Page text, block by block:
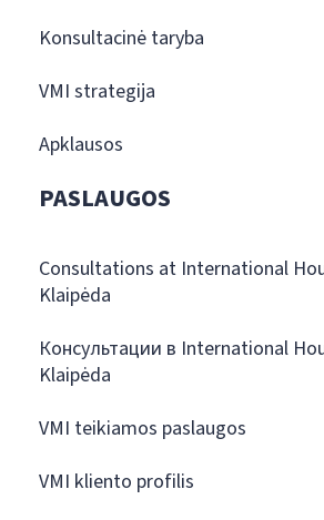
Konsultacinė taryba
VMI strategija
Apklausos
PASLAUGOS
Consultations at International
Klaipėda
Консультации в International
Klaipėda
VMI teikiamos paslaugos
VMI kliento profilis